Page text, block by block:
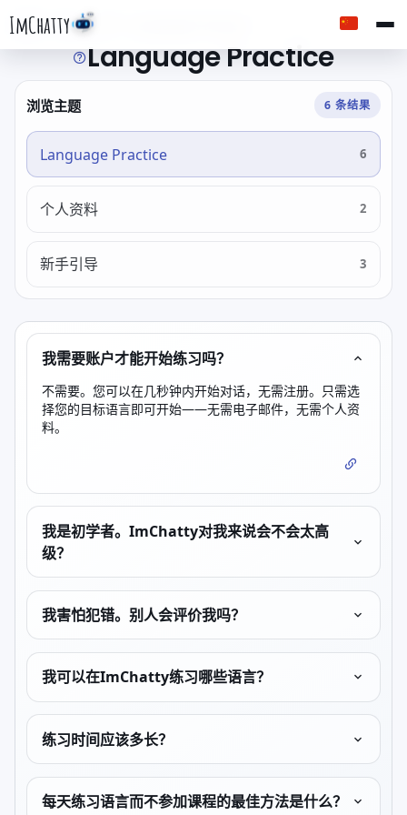
ImChatty
首页 FAQ 入门
Language Practice
浏览主题 6 条结果
Language Practice 6
个人资料 2
新手引导 3
我需要账户才能开始练习吗？
不需要。您可以在几秒钟内开始对话，无需注册。只需选
择您的目标语言即可开始——无需电子邮件，无需个人资
料。
我是初学者。ImChatty对我来说会不会太高
级？
我害怕犯错。别人会评价我吗？
我可以在ImChatty练习哪些语言？
练习时间应该多长？
每天练习语言而不参加课程的最佳方法是什么？